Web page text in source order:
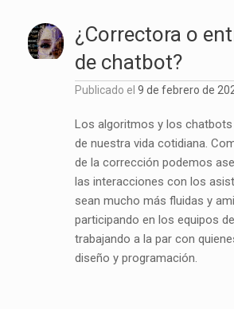
¿Correctora o
de chatbot?
Publicado el 9 de febrero de
Los algoritmos y los
de nuestra vida cotidiana.
de la corrección podemos
las interacciones con los
sean mucho más fluidas y
participando en los equipos
trabajando a la par con
diseño y programación.